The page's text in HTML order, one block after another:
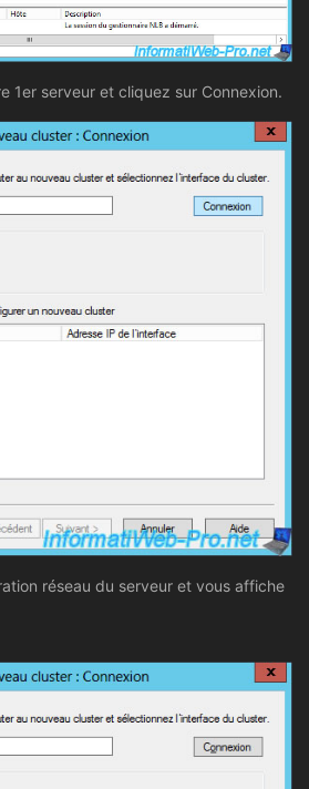
1er serveur et cliquez sur Connexion.
réseau du serveur et vous affiche